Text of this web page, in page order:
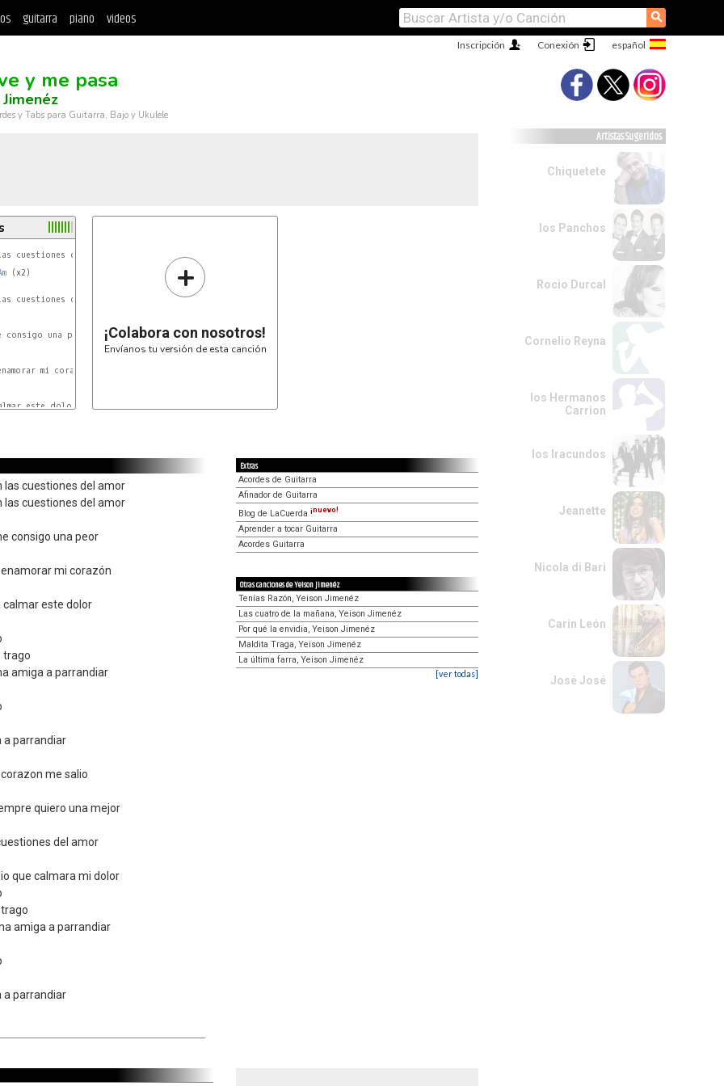
guitarra piano videos ⚲
Conexión
Inscripción
y me pasa
y Tabs para Guitarra, Bajo y Ukulele
(x2)
cuestiones del amor
consigo una peor
mi corazón
este dolor
+
¡Colabora con nosotros!
Envíanos tu versión de esta canción
las cuestiones del amor
las cuestiones del amor
consigo una peor
mi corazón
calmar este dolor
trago
amiga a parrandiar
a parrandiar
me salio
quiero una mejor
del amor
que calmara mi dolor
amiga a parrandiar
a parrandiar
Extras
Acordes de Guitarra
Afinador de Guitarra
Blog de LaCuerda ¡nuevo!
Aprender a tocar Guitarra
Acordes Guitarra
Otras canciones de Yeison Jimenéz
Tenías Razón, Yeison Jimenéz
Las cuatro de la mañana, Yeison Jimenéz
Por qué la envidia, Yeison Jimenéz
Maldita Traga, Yeison Jimenéz
La última farra, Yeison Jimenéz
[ver todas]
Artistas Sugeridos
Chiquetete
los Panchos
Rocio Durcal
Cornelio Reyna
los Hermanos
Carrion
los Iracundos
Jeanette
Nicola di Bari
Carin León
José José